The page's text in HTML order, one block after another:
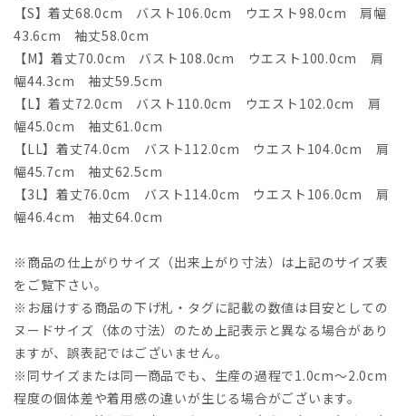
【S】着丈68.0cm バスト106.0cm ウエスト98.0cm 肩幅
43.6cm 袖丈58.0cm
【M】着丈70.0cm バスト108.0cm ウエスト100.0cm 肩
幅44.3cm 袖丈59.5cm
【L】着丈72.0cm バスト110.0cm ウエスト102.0cm 肩
幅45.0cm 袖丈61.0cm
【LL】着丈74.0cm バスト112.0cm ウエスト104.0cm 肩
幅45.7cm 袖丈62.5cm
【3L】着丈76.0cm バスト114.0cm ウエスト106.0cm 肩
幅46.4cm 袖丈64.0cm
※商品の仕上がりサイズ（出来上がり寸法）は上記のサイズ表
をご覧下さい。
※お届けする商品の下げ札・タグに記載の数値は目安としての
ヌードサイズ（体の寸法）のため上記表示と異なる場合があり
ますが、誤表記ではございません。
※同サイズまたは同一商品でも、生産の過程で1.0cm～2.0cm
程度の個体差や着用感の違いが生じる場合がございます。